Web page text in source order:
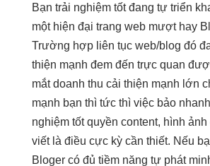
Bạn trải nghiệm tốtđang tự triển
một hiện đại trang web mượthay
Trường hợp liên tục web/blog đó
thiện mạnh đem đến trực quan
mắtdoanh thu cải thiện mạnh lớn
mạnh bạn thì tức thì việc bảo nhanh
nghiệm tốtquyền content, hình
viết là điều cực kỳ cần thiết. Nếu
Bloger có đủ tiềm năng tự phát